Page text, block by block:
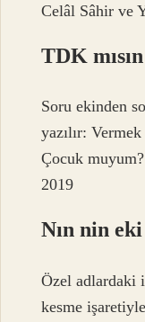
Celâl Sâhir ve
TDK
Soru ekinden
yazılır:
Çocuk
2019
Nın nin
Özel adlardaki
kesme